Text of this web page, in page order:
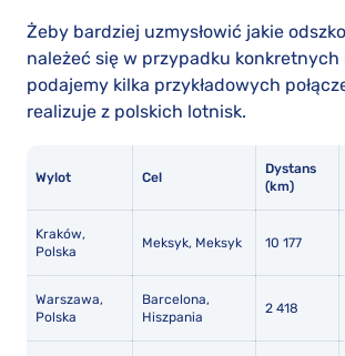
Żeby bardziej uzmysłowić jakie
należeć się w przypadku konkretnych
podajemy kilka przykładowych
realizuje z polskich lotnisk.
Wylot Cel
Dystans
(km)
Kraków,
Polska
Meksyk, Meksyk 10 177
Warszawa,
Polska
Barcelona,
Hiszpania
2 418